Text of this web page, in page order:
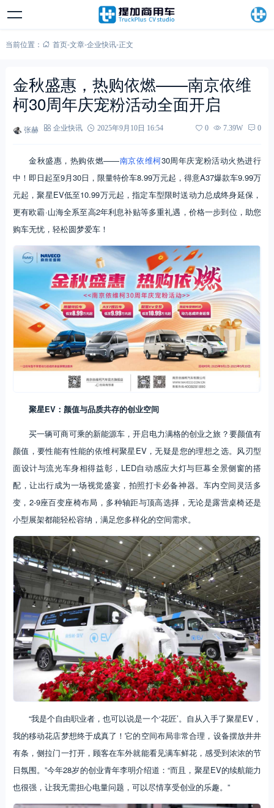
当前位置： 首页-文章-企业快讯-正文
金秋盛惠，热购依燃——南京依维
柯30周年庆宠粉活动全面开启
张赫 企业快讯 2025年9月10日 16:54 0 7.39W 0
金秋盛惠，热购依燃——南京依维柯30周年庆宠粉活动火热进行
中！即日起至9月30日，限量特价车8.99万元起，得意A37爆款车9.99万
元起，聚星EV低至10.99万元起，指定车型限时送动力总成终身延保，
更有欧霸·山海全系至高2年利息补贴等多重礼遇，价格一步到位，助您
购车无忧，轻松圆梦爱车！
聚星EV：颜值与品质共存的创业空间
买一辆可商可乘的新能源车，开启电力满格的创业之旅？要颜值有
颜值，要性能有性能的依维柯聚星EV，无疑是您的理想之选。风刃型
面设计与流光车身相得益彰，LED自动感应大灯与巨幕全景侧窗的搭
配，让出行成为一场视觉盛宴，拍照打卡必备神器。车内空间灵活多
变，2-9座百变座椅布局，多种轴距与顶高选择，无论是露营桌椅还是
小型展架都能轻松容纳，满足您多样化的空间需求。
“我是个自由职业者，也可以说是一个‘花匠’。自从入手了聚星EV，
我的移动花店梦想终于成真了！它的空间布局非常合理，设备摆放井井
有条，侧拉门一打开，顾客在车外就能看见满车鲜花，感受到浓浓的节
日氛围。”今年28岁的创业青年李明介绍道：“而且，聚星EV的续航能力
也很强，让我无需担心电量问题，可以尽情享受创业的乐趣。”